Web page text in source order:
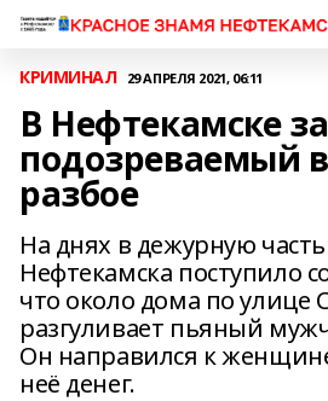
КРИМИНАЛ 29 АПРЕЛЯ 2021, 06:11
В Нефтекамске
подозреваемый
разбое
На днях в дежурную
Нефтекамска поступило
что около дома по улице
разгуливает пьяный
Он направился к
неё денег.